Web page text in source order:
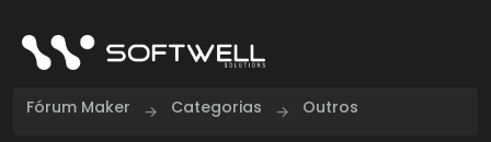
Fórum Maker Categorias Outros